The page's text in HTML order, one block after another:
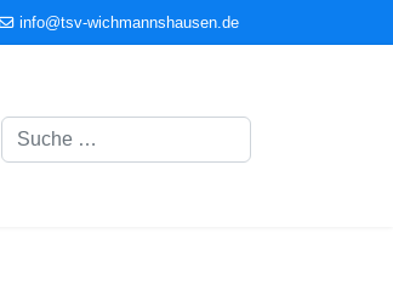
info@tsv-wichmannshausen.de
Suchen